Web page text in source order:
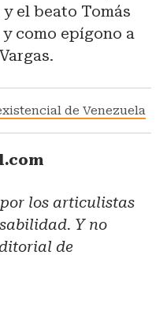
el beato Tomás
como epígono a
de Venezuela
los articulistas
Y no
de